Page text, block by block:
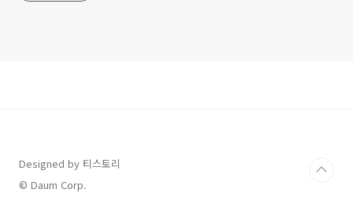
Designed by 티스토리
© Daum Corp.